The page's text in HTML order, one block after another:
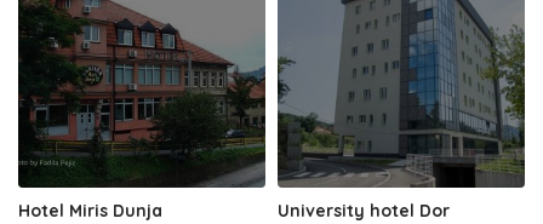
Hotel Miris Dunja University hotel Dor